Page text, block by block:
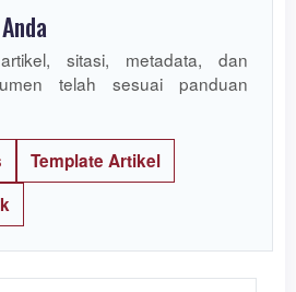
sitasi, metadata, dan
telah sesuai panduan
Template Artikel